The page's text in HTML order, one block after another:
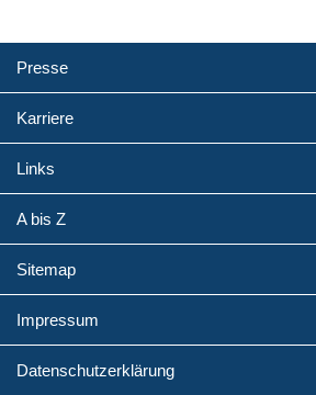
Presse
Karriere
Links
A bis Z
Sitemap
Impressum
Datenschutzerklärung